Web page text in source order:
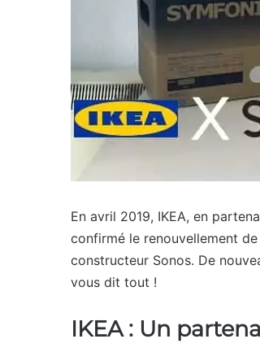
En avril 2019, IKEA, en
confirmé le renouvellement
constructeur Sonos. De
vous dit tout !
IKEA : Un